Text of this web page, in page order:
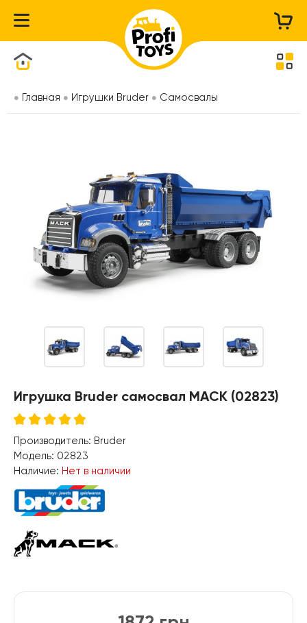
Главная Игрушки Bruder Самосвалы
Игрушка Bruder самосвал MACK (02823)
Производитель: Bruder
Модель: 02823
Наличие: Нет в наличии
Каталог товаров